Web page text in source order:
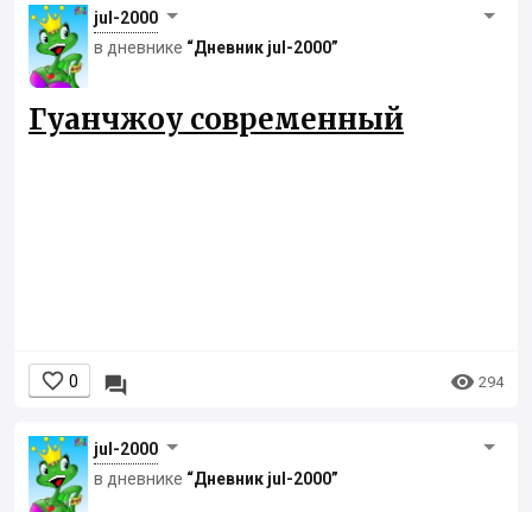
jul-2000
в дневнике “Дневник jul-2000”
Гуанчжоу современный
 0   294
jul-2000
в дневнике “Дневник jul-2000”